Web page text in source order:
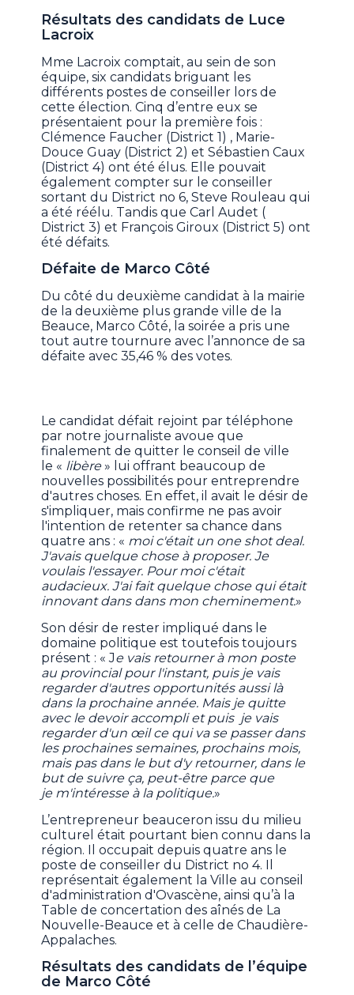
Résultats des candidats de Luce
Lacroix
Mme Lacroix comptait, au sein de son
équipe, six candidats briguant les
différents postes de conseiller lors de
cette élection. Cinq d’entre eux se
présentaient pour la première fois :
Clémence Faucher (District 1) , Marie-
Douce Guay (District 2) et Sébastien Caux
(District 4) ont été élus. Elle pouvait
également compter sur le conseiller
sortant du District no 6, Steve Rouleau qui
a été réélu. Tandis que Carl Audet (
District 3) et François Giroux (District 5) ont
été défaits.
Défaite de Marco Côté
Du côté du deuxième candidat à la mairie
de la deuxième plus grande ville de la
Beauce, Marco Côté, la soirée a pris une
tout autre tournure avec l’annonce de sa
défaite avec 35,46 % des votes.
Le candidat défait rejoint par téléphone
par notre journaliste avoue que
finalement de quitter le conseil de ville
le « libère» lui offrant beaucoup de
nouvelles possibilités pour entreprendre
d'autres choses. En effet, il avait le désir de
s'impliquer, mais confirme ne pas avoir
l'intention de retenter sa chance dans
quatre ans : « moi c'était un one shot deal.
J'avais quelque chose à proposer. Je
voulais l'essayer. Pour moi c'était
audacieux. J'ai fait quelque chose qui était
innovant dans dans mon cheminement.»
Son désir de rester impliqué dans le
domaine politique est toutefois toujours
présent : « Je vais retourner à mon poste
au provincial pour l'instant, puis je vais
regarder d'autres opportunités aussi là
dans la prochaine année. Mais je quitte
avec le devoir accompli et puis je vais
regarder d'un œil ce qui va se passer dans
les prochaines semaines, prochains mois,
mais pas dans le but d'y retourner, dans le
but de suivre ça, peut-être parce que
je m'intéresse à la politique.»
L’entrepreneur beauceron issu du milieu
culturel était pourtant bien connu dans la
région. Il occupait depuis quatre ans le
poste de conseiller du District no 4. Il
représentait également la Ville au conseil
d'administration d'Ovascène, ainsi qu’à la
Table de concertation des aînés de La
Nouvelle-Beauce et à celle de Chaudière-
Appalaches.
Résultats des candidats de l’équipe
de Marco Côté